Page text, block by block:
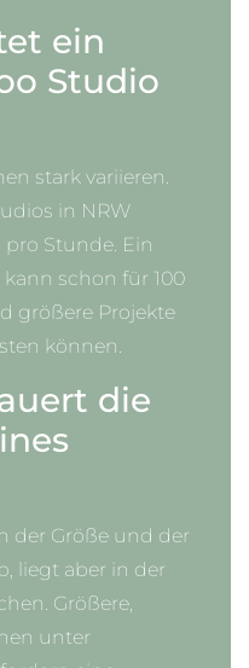
ein
Studio
stark variieren.
in NRW
Stunde. Ein
kann schon für 100
größere Projekte
können.
die
der Größe und der
liegt aber in der
Größere,
unter